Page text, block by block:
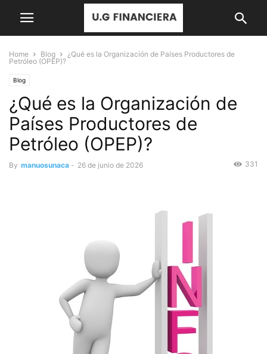
Home Blog
¿Qué es la Organización de Países Productores de
Petróleo (OPEP)?
Blog
¿Qué es la Organización de
Países Productores de
Petróleo (OPEP)?
By manuosunaca - 26 de junio de 2026 331